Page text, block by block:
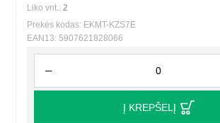
Liko vnt.:2
Prekės kodas: EKMT-KZS7E
EAN13: 5907621828066
Į KREPŠELĮ